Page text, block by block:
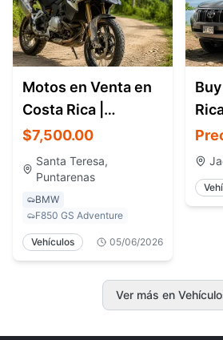
Motos en Venta en
Costa Rica |
Motocicletas,
Adventure Bikes y
Touring
$7,500.00
Santa Teresa,
Puntarenas
BMW
F850 GS Adventure
Vehículos 05/06/2026
Ver más en